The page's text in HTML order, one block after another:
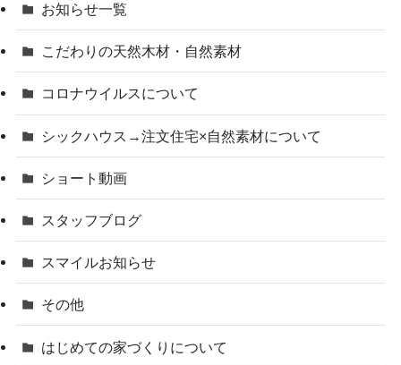
お知らせ一覧
こだわりの天然木材・自然素材
コロナウイルスについて
シックハウス→注文住宅×自然素材について
ショート動画
スタッフブログ
スマイルお知らせ
その他
はじめての家づくりについて